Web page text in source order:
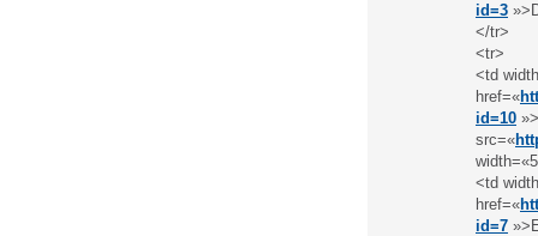
id=3
</tr>
<tr>
<td
href=«
id=10
src=«
<td
href=«
id=7